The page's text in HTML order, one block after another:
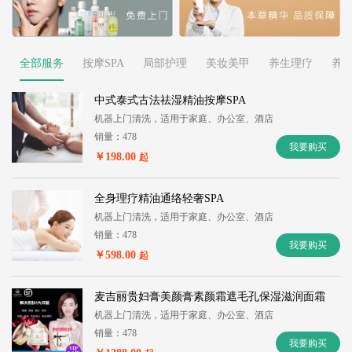
全部服务 按摩SPA 局部护理 美妆美甲 养生理疗 养
中式泰式古法祛湿精油按摩SPA
机器上门清洗，适用于家庭、办公室、酒店
销量：478
￥198.00 起
我要购买
全身理疗精油通络轻奢SPA
机器上门清洗，适用于家庭、办公室、酒店
销量：478
￥598.00 起
我要购买
麦吉丽贵妇膏美颜膏素颜霜遮毛孔保湿滋润面霜
机器上门清洗，适用于家庭、办公室、酒店
销量：478
我要购买